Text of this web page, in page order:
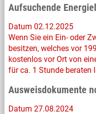
Aufsuchende
Datum 02.12.2025
Wenn Sie ein Ein- oder
besitzen, welches vor
kostenlos vor Ort von
für ca. 1 Stunde beraten
Ausweisdokumente
Datum 27.08.2024